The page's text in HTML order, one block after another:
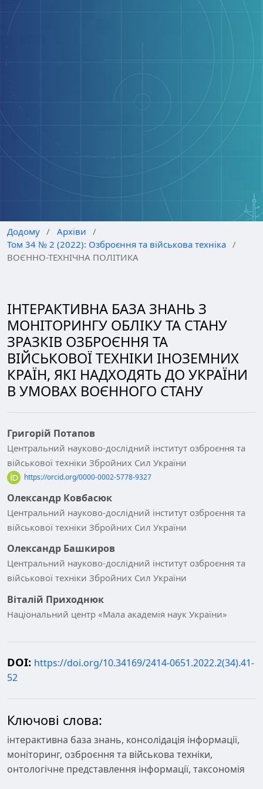
Додому / Архіви
/
Том 34 № 2 (2022): Озброєння та військова техніка /
ВОЄННО-ТЕХНІЧНА ПОЛІТИКА
ІНТЕРАКТИВНА БАЗА ЗНАНЬ З
МОНІТОРИНГУ ОБЛІКУ ТА СТАНУ
ЗРАЗКІВ ОЗБРОЄННЯ ТА
ВІЙСЬКОВОЇ ТЕХНІКИ ІНОЗЕМНИХ
КРАЇН, ЯКІ НАДХОДЯТЬ ДО УКРАЇНИ
В УМОВАХ ВОЄННОГО СТАНУ
Григорій Потапов
Центральний науково-дослідний інститут озброєння та
військової техніки Збройних Сил України
https://orcid.org/0000-0002-5778-9327
Олександр Ковбасюк
Центральний науково-дослідний інститут озброєння та
військової техніки Збройних Сил України
Олександр Башкиров
Центральний науково-дослідний інститут озброєння та
військової техніки Збройних Сил України
Віталій Приходнюк
Національний центр «Мала академія наук України»
DOI: https://doi.org/10.34169/2414-0651.2022.2(34).41-
52
Ключові слова:
інтерактивна база знань, консолідація інформації,
моніторинг, озброєння та військова техніки,
онтологічне представлення інформації, таксономія